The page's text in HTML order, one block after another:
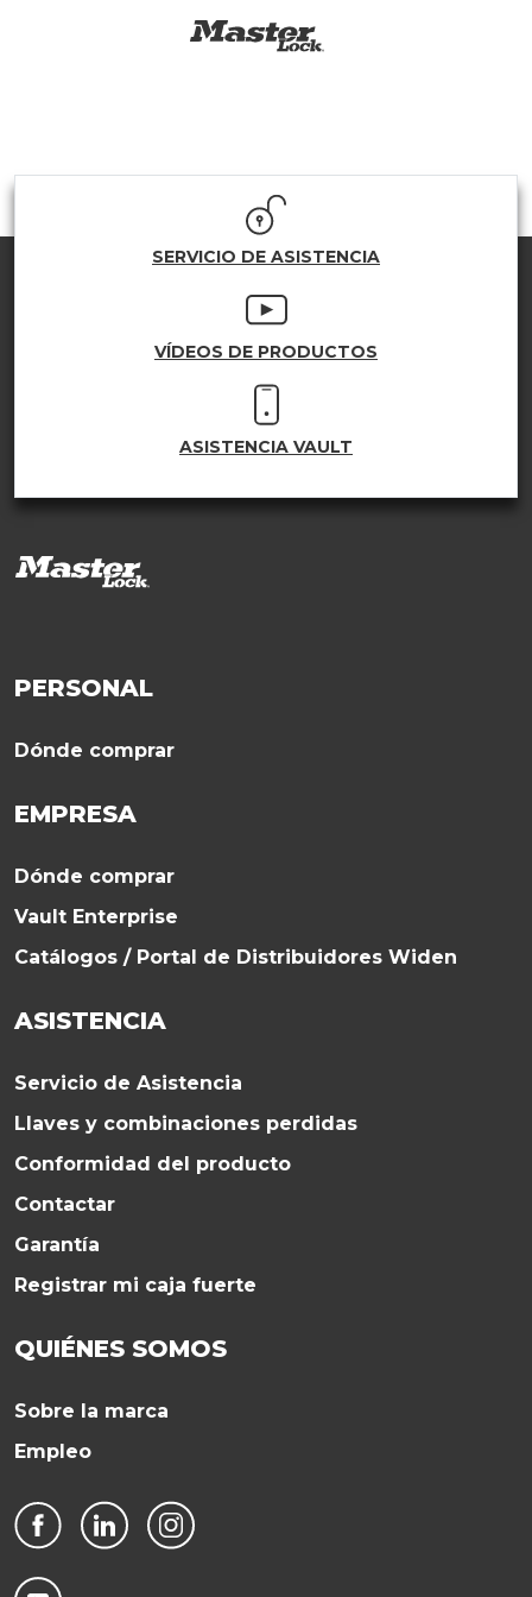
SERVICIO DE ASISTENCIA
VÍDEOS DE PRODUCTOS
ASISTENCIA VAULT
PERSONAL
Dónde comprar
EMPRESA
Dónde comprar
Vault Enterprise
Catálogos / Portal de Distribuidores Widen
ASISTENCIA
Servicio de Asistencia
Llaves y combinaciones perdidas
Conformidad del producto
Contactar
Garantía
Registrar mi caja fuerte
QUIÉNES SOMOS
Sobre la marca
Empleo